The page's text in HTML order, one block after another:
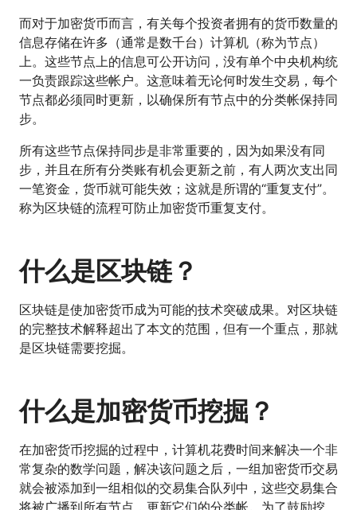
而对于加密货币而言，有关每个投资者拥有的货币数量的
信息存储在许多（通常是数千台）计算机（称为节点）
上。这些节点上的信息可公开访问，没有单个中央机构统
一负责跟踪这些帐户。这意味着无论何时发生交易，每个
节点都必须同时更新，以确保所有节点中的分类帐保持同
步。
所有这些节点保持同步是非常重要的，因为如果没有同
步，并且在所有分类账有机会更新之前，有人两次支出同
一笔资金，货币就可能失效；这就是所谓的“重复支付”。
称为区块链的流程可防止加密货币重复支付。
什么是区块链？
区块链是使加密货币成为可能的技术突破成果。对区块链
的完整技术解释超出了本文的范围，但有一个重点，那就
是区块链需要挖掘。
什么是加密货币挖掘？
在加密货币挖掘的过程中，计算机花费时间来解决一个非
常复杂的数学问题，解决该问题之后，一组加密货币交易
就会被添加到一组相似的交易集合队列中，这些交易集合
将被广播到所有节点，更新它们的分类帐。为了鼓励挖